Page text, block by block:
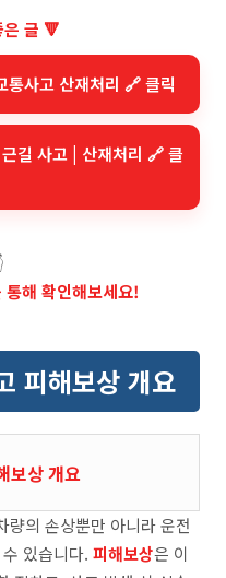
글 🔻
통사고 산재처리 🔗 클릭
길 사고 | 산재처리 🔗 클
해 확인해보세요!
피해보상 개요
보상 개요
량의 손상뿐만 아니라 운전
있습니다. 피해보상은 이